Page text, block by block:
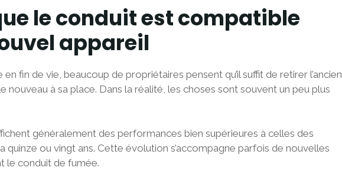
le conduit est compatible
appareil
en fin de vie, beaucoup de propriétaires pensent qu’il suffit de retirer l’ancien
nouveau à sa place. Dans la réalité, les choses sont souvent un peu plus
généralement des performances bien supérieures à celles des
quinze ou vingt ans. Cette évolution s’accompagne parfois de nouvelles
le conduit de fumée.